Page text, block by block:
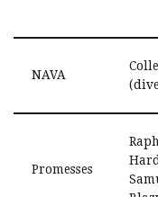
NAVA
Promesses